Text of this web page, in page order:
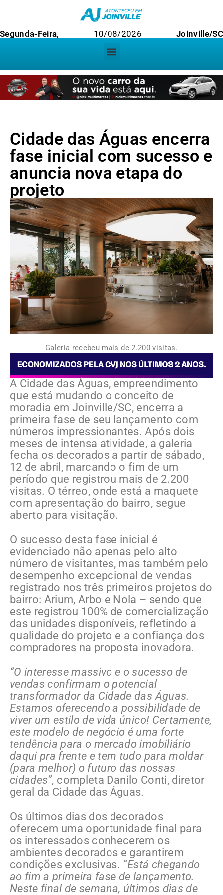
Segunda-Feira, 10/08/2026 Joinville/SC
Cidade das Águas encerra
fase inicial com sucesso e
anuncia nova etapa do
projeto
Galeria recebeu mais de 2.200 visitas.
A Cidade das Águas, empreendimento
que está mudando o conceito de
moradia em Joinville/SC, encerra a
primeira fase de seu lançamento com
números impressionantes. Após dois
meses de intensa atividade, a galeria
fecha os decorados a partir de sábado,
12 de abril, marcando o fim de um
período que registrou mais de 2.200
visitas. O térreo, onde está a maquete
com apresentação do bairro, segue
aberto para visitação.
O sucesso desta fase inicial é
evidenciado não apenas pelo alto
número de visitantes, mas também pelo
desempenho excepcional de vendas
registrado nos três primeiros projetos do
bairro: Arium, Arbo e Nola – sendo que
este registrou 100% de comercialização
das unidades disponíveis, refletindo a
qualidade do projeto e a confiança dos
compradores na proposta inovadora.
“O interesse massivo e o sucesso de
vendas confirmam o potencial
transformador da Cidade das Águas.
Estamos oferecendo a possibilidade de
viver um estilo de vida único! Certamente,
este modelo de negócio é uma forte
tendência para o mercado imobiliário
daqui pra frente e tem tudo para moldar
(para melhor) o futuro das nossas
cidades”, completa Danilo Conti, diretor
geral da Cidade das Águas.
Os últimos dias dos decorados
oferecem uma oportunidade final para
os interessados conhecerem os
ambientes decorados e garantirem
condições exclusivas. “Está chegando
ao fim a primeira fase de lançamento.
Neste final de semana, últimos dias de